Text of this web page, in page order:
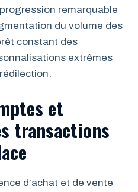
remarquable
du volume des
constant des
extrêmes
et
transactions
d’achat et de vente